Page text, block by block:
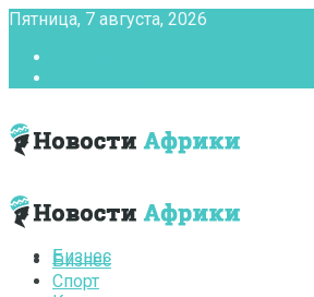
Пятница, 7 августа, 2026
Бизнес
Бизнес
Спорт